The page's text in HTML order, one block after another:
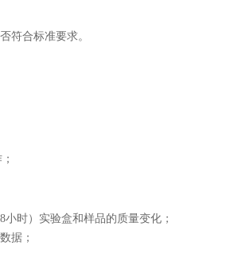
符合标准要求。
；
时）实验盒和样品的质量变化；
数据；